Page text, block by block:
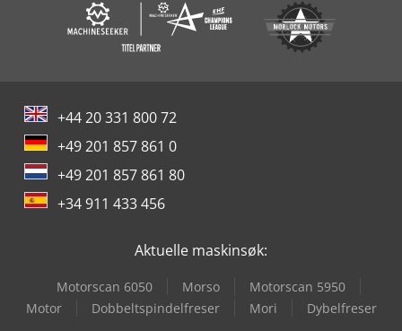
+44 20 331 800 72
+49 201 857 861 0
+49 201 857 861 80
+34 911 433 456
Aktuelle maskinsøk:
Motorscan 6050 Morso
Motorscan 5950
Motor
Dobbeltspindelfreser Mori Dybelfreser